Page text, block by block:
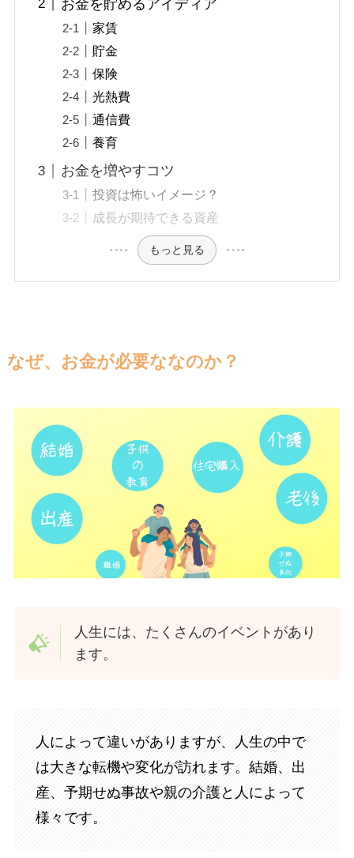
お金を貯めるアイディア
家賃
貯金
保険
光熱費
通信費
養育
お金を増やすコツ
投資は怖いイメージ？
成長が期待できる資産
もっと見る
なぜ、お金が必要ななのか？
人生には、たくさんのイベントがあり
ます。
人によって違いがありますが、人生の中で
は大きな転機や変化が訪れます。結婚、出
産、予期せぬ事故や親の介護と人によって
様々です。